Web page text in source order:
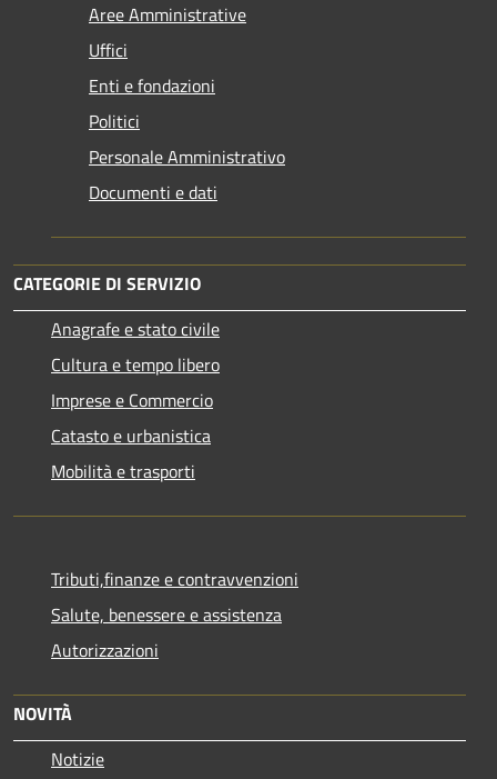
Aree Amministrative
Uffici
Enti e fondazioni
Politici
Personale Amministrativo
Documenti e dati
CATEGORIE DI SERVIZIO
Anagrafe e stato civile
Cultura e tempo libero
Imprese e Commercio
Catasto e urbanistica
Mobilità e trasporti
Tributi,finanze e contravvenzioni
Salute, benessere e assistenza
Autorizzazioni
NOVITÀ
Notizie